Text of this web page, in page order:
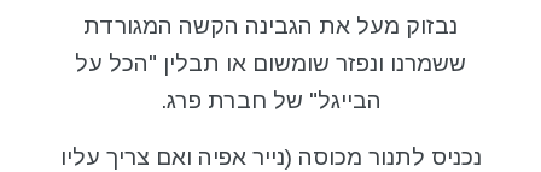
נבזוק מעל את הגבינה הקשה המגורדת
ששמרנו ונפזר שומשום או תבלין "הכל על
הבייגל" של חברת פרג.
נכניס לתנור מכוסה (נייר אפיה ואם צריך עליו